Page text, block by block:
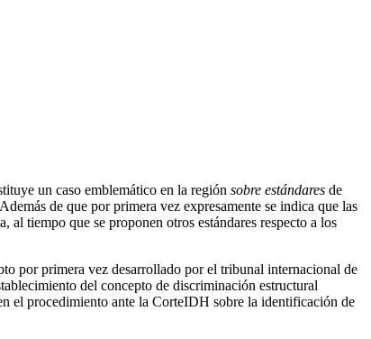
un caso emblemático en la región sobre estándares de
de que por primera vez expresamente se indica que las
tiempo que se proponen otros estándares respecto a los
por primera vez desarrollado por el tribunal internacional de
del concepto de discriminación estructural
el procedimiento ante la CorteIDH sobre la identificación de